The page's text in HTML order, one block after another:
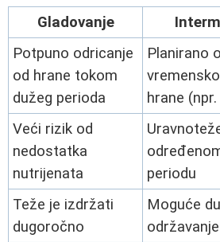
Gladovanje
Potpuno odricanje
od hrane tokom
dužeg perioda
Planirano
hrane
Veći rizik od
nedostatka
nutrijenata
periodu
Teže je izdržati
dugoročno
Moguće
održavanje